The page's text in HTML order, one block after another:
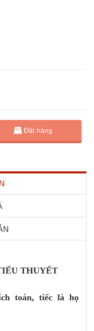
Đặt hàng
THUYẾT
toán, tiếc là họ